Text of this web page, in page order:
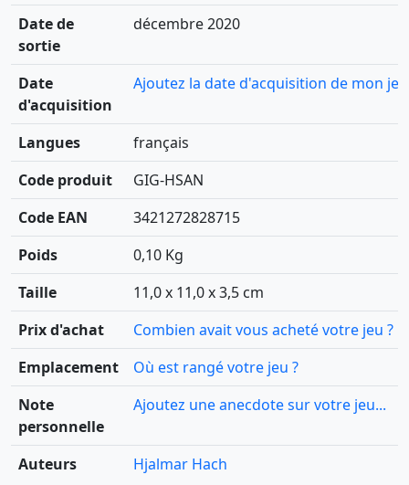
Date de
sortie
décembre 2020
Date
d'acquisition
Ajoutez la date d'acquisition de mon jeu
Langues
français
Code produit
GIG-HSAN
Code EAN
3421272828715
Poids
0,10 Kg
Taille
11,0 x 11,0 x 3,5 cm
Prix d'achat
Combien avait vous acheté votre jeu ?
Emplacement
Où est rangé votre jeu ?
Note
personnelle
Ajoutez une anecdote sur votre jeu...
Auteurs
Hjalmar Hach